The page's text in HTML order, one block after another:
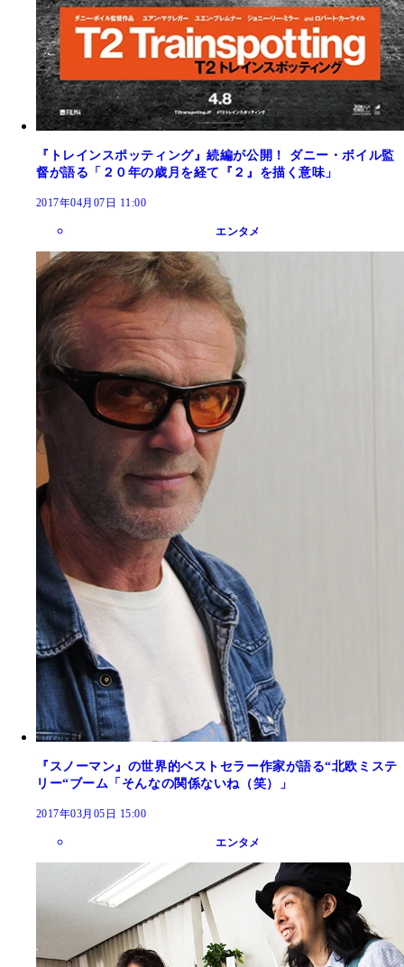
『トレインスポッティング』続編が公開！ ダニー・ボイル監
督が語る「２０年の歳月を経て『２』を描く意味」
2017年04月07日 11:00
エンタメ
『スノーマン』の世界的ベストセラー作家が語る“北欧ミステ
リー“ブーム「そんなの関係ないね（笑）」
2017年03月05日 15:00
エンタメ